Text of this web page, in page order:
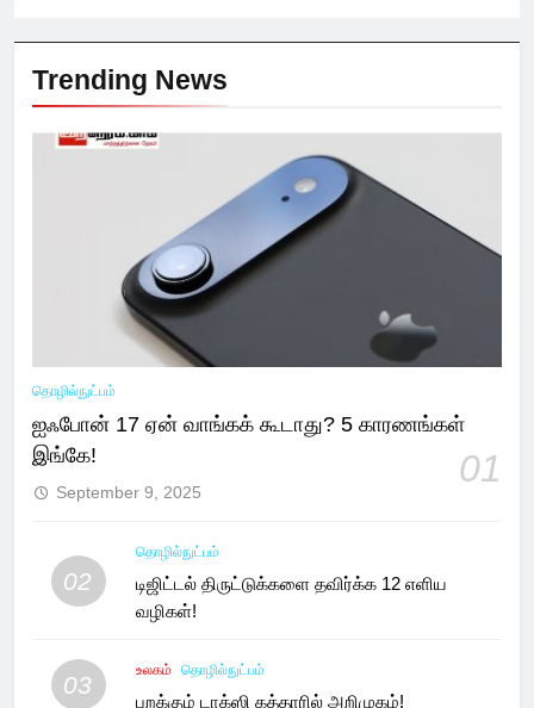
Trending News
தொழில்நுட்பம்
ஐஃபோன் 17 ஏன் வாங்கக் கூடாது? 5 காரணங்கள்
இங்கே!
01
September 9, 2025
02
தொழில்நுட்பம்
டிஜிட்டல் திருட்டுக்களை தவிர்க்க 12 எளிய
வழிகள்!
03
உலகம் தொழில்நுட்பம்
பறக்கும் டாக்ஸி கத்தாரில் அறிமுகம்!